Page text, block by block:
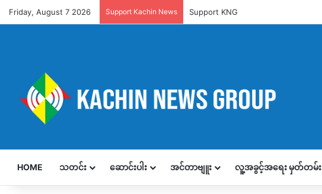
Friday, August 7 2026 Support Kachin News Support KNG
HOME သတင်း ဆောင်းပါး အင်တာဗျူး လူ့အခွင့်အရေး မှတ်တမ်း